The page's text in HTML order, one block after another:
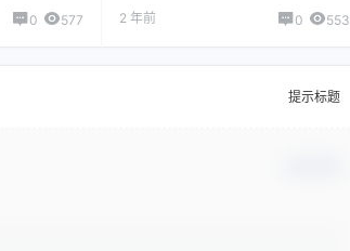
0 577 2 年前 0 553
提示标题